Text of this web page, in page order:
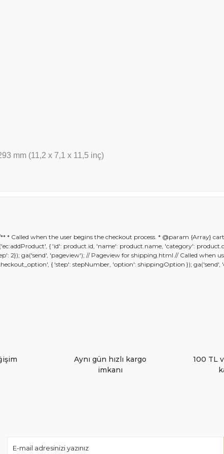
mm (11,2 x 7,1 x 11,5 inç)
Bu ürüne ilk yorumu siz yapın!
* Called when the user begins the checkout process. * @param {Array}
{ 'id': product.id, 'name': product.name, 'category':
2}); ga('send', 'pageview'); // Pageview for shipping.html // Called when
{ 'step': stepNumber, 'option': shippingOption });
Aynı gün hızlı kargo
imkanı
100 TL